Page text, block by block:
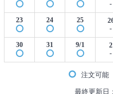
-
23 24 25
-
30 31 9/1
2
-
注文可能
最終更新日